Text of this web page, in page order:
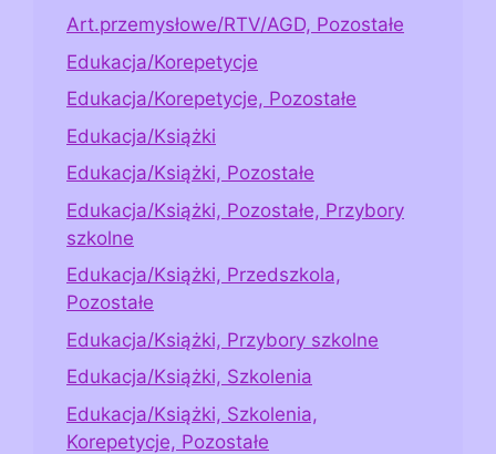
Art.przemysłowe/RTV/AGD, Pozostałe
Edukacja/Korepetycje
Edukacja/Korepetycje, Pozostałe
Edukacja/Książki
Edukacja/Książki, Pozostałe
Edukacja/Książki, Pozostałe, Przybory
szkolne
Edukacja/Książki, Przedszkola,
Pozostałe
Edukacja/Książki, Przybory szkolne
Edukacja/Książki, Szkolenia
Edukacja/Książki, Szkolenia,
Korepetycje, Pozostałe